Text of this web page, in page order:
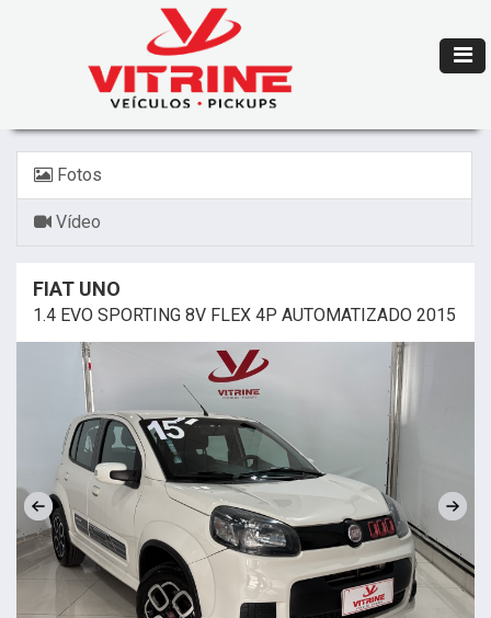
Fotos
Vídeo
FIAT UNO
1.4 EVO SPORTING 8V FLEX 4P AUTOMATIZADO 2015